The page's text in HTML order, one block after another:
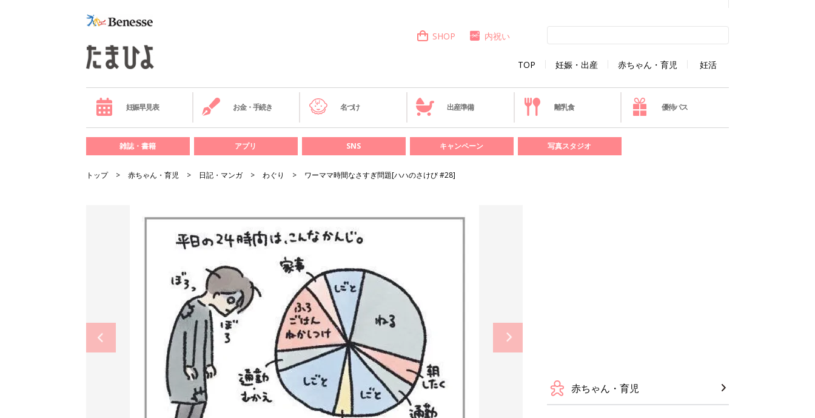
TOP 妊娠・出産 赤ちゃん・育児 妊活
SHOP 内祝い
妊娠早見表 お金・手続き 名づけ 出産準備 離乳食 優待パス
雑誌・書籍 アプリ SNS キャンペーン 写真スタジオ
トップ 赤ちゃん・育児 日記・マンガ わぐり ワーママ時間なさすぎ問題[ハハのさけび #28]
赤ちゃん・育児